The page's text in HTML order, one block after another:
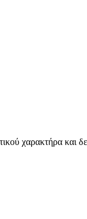
χαρακτήρα και